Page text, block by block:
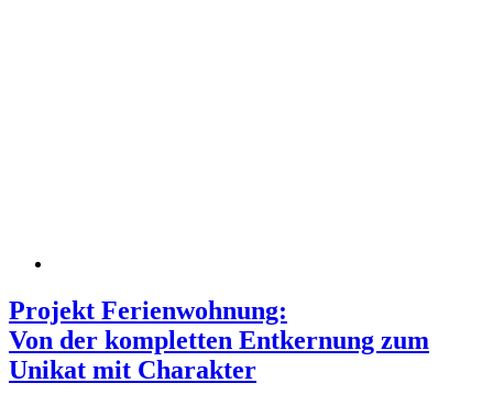
Projekt Ferienwohnung:
Von der kompletten Entkernung zum
Unikat mit Charakter